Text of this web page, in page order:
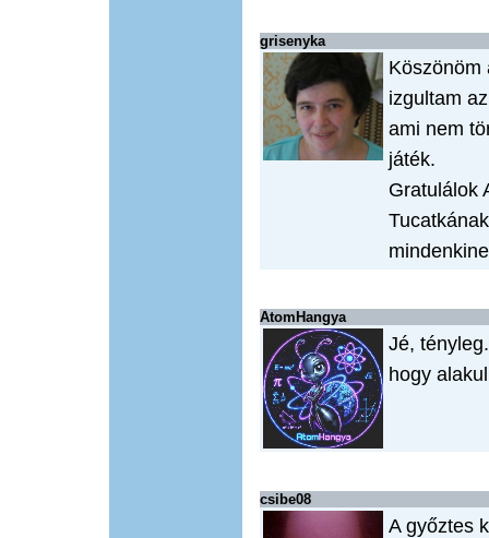
grisenyka
Köszönöm
izgultam
ami nem
játék.
Gratulálok
AtomHangya
Jé,
hogy
csibe08
A győztes